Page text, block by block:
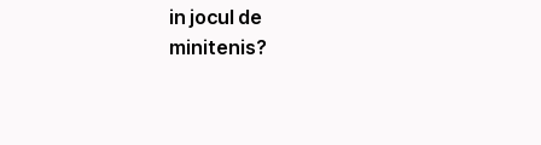
in jocul de
minitenis?